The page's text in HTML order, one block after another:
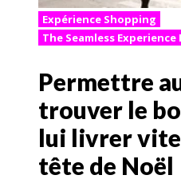
Expérience Shopping
The Seamless Experience
Permettre
trouver le
lui livrer
tête de Noël